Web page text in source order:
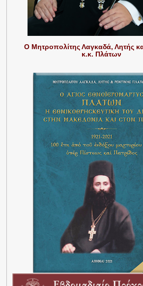
Ο Μητροπολίτης Λαγκαδά, Λητής
κ.κ. Πλάτων